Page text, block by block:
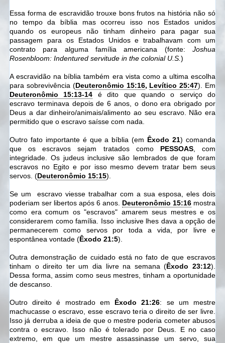
Essa forma de escravidão trouxe bons frutos na história não só
no tempo da bíblia mas ocorreu isso nos Estados unidos
quando os europeus não tinham dinheiro para pagar sua
passagem para os Estados Unidos e trabalhavam com um
contrato para alguma família americana (fonte: Joshua
Rosenbloom: Indentured servitude in the colonial U.S.)
A escravidão na bíblia também era vista como a ultima escolha
para sobrevivência (Deuteronômio 15:16, Levítico 25:47). Em
Deuteronômio 15:13-14 é dito que quando o serviço do
escravo terminava depois de 6 anos, o dono era obrigado por
Deus a dar dinheiro/animais/alimento ao seu escravo. Não era
permitido que o escravo saísse com nada.
Outro fato importante é que a bíblia (em Êxodo 21) comanda
que os escravos sejam tratados como PESSOAS, com
integridade. Os judeus inclusive são lembrados de que foram
escravos no Egito e por isso mesmo devem tratar bem seus
servos. (Deuteronômio 15:15).
Se um escravo viesse trabalhar com a sua esposa, eles dois
poderiam ser libertos após 6 anos. Deuteronômio 15:16 mostra
como era comum os "escravos" amarem seus mestres e os
considerarem como família. Isso inclusive lhes dava a opção de
permanecerem como servos por toda a vida, por livre e
espontânea vontade (Êxodo 21:5).
Outra demonstração de cuidado está no fato de que escravos
tinham o direito ter um dia livre na semana (Êxodo 23:12).
Dessa forma, assim como seus mestres, tinham a oportunidade
de descanso.
Outro direito é mostrado em Êxodo 21:26: se um mestre
machucasse o escravo, esse escravo teria o direito de ser livre.
Isso já derruba a ideia de que o mestre poderia cometer abusos
contra o escravo. Isso não é tolerado por Deus. E no caso
extremo, em que um mestre assassinasse um servo, sua